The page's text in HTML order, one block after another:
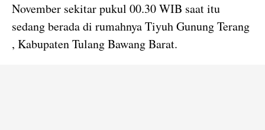
November sekitar pukul 00.30 WIB saat itu
sedang berada di rumahnya Tiyuh Gunung Terang
, Kabupaten Tulang Bawang Barat.